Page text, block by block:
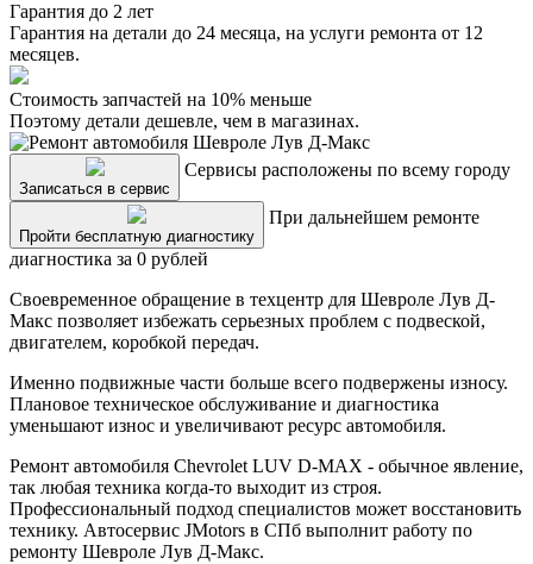
Гарантия до 2 лет
Гарантия на детали до 24 месяца, на услуги ремонта от 12
месяцев.
Стоимость запчастей на 10% меньше
Поэтому детали дешевле, чем в магазинах.
Записаться в сервис
Сервисы расположены по всему городу
Пройти бесплатную диагностику
При дальнейшем ремонте
диагностика за 0 рублей
Своевременное обращение в техцентр для Шевроле Лув Д-
Макс позволяет избежать серьезных проблем с подвеской,
двигателем, коробкой передач.
Именно подвижные части больше всего подвержены износу.
Плановое техническое обслуживание и диагностика
уменьшают износ и увеличивают ресурс автомобиля.
Ремонт автомобиля Chevrolet LUV D-MAX - обычное явление,
так любая техника когда-то выходит из строя.
Профессиональный подход специалистов может восстановить
технику. Автосервис JMotors в СПб выполнит работу по
ремонту Шевроле Лув Д-Макс.